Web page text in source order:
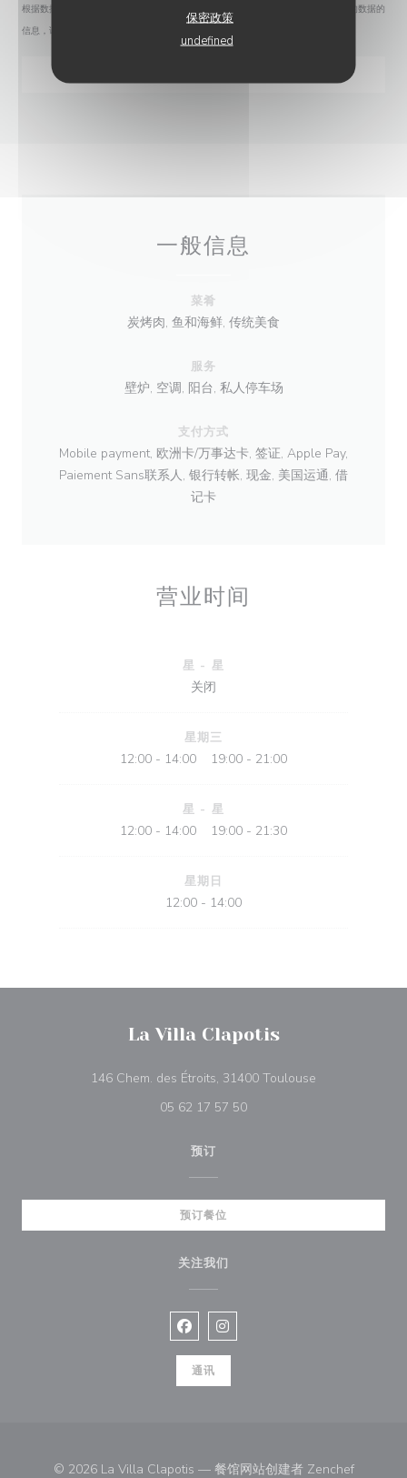
保密政策
undefined
根据数据保护法规，您有权拒绝接收营销电话。如需了解更多关于我们如何处理您的数据的
信息，请查看我们的
一般信息
菜肴
炭烤肉, 鱼和海鲜, 传统美食
服务
壁炉, 空调, 阳台, 私人停车场
支付方式
Mobile payment, 欧洲卡/万事达卡, 签证, Apple Pay,
Paiement Sans联系人, 银行转帐, 现金, 美国运通, 借
记卡
营业时间
星 - 星
关闭
星期三
12:00 - 14:00 19:00 - 21:00
星 - 星
12:00 - 14:00 19:00 - 21:30
星期日
12:00 - 14:00
La Villa Clapotis
146 Chem. des Étroits, 31400 Toulouse
05 62 17 57 50
预订
预订餐位
关注我们
Facebook ((在新窗口中打开))
Instagram ((在新窗口中打开))
通讯
© 2026 La Villa Clapotis — 餐馆网站创建者 Zenchef((在新窗